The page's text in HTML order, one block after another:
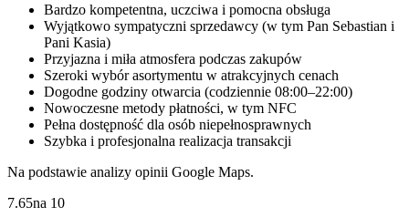
Bardzo kompetentna, uczciwa i pomocna obsługa
Wyjątkowo sympatyczni sprzedawcy (w tym Pan Sebastian i
Pani Kasia)
Przyjazna i miła atmosfera podczas zakupów
Szeroki wybór asortymentu w atrakcyjnych cenach
Dogodne godziny otwarcia (codziennie 08:00–22:00)
Nowoczesne metody płatności, w tym NFC
Pełna dostępność dla osób niepełnosprawnych
Szybka i profesjonalna realizacja transakcji
Na podstawie analizy opinii Google Maps.
7.65na 10